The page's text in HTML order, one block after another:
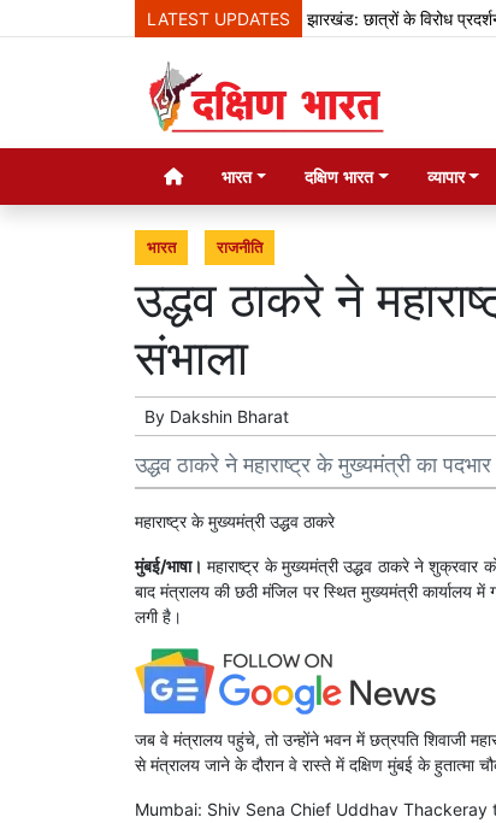
LATEST UPDATESझारखंड: छात्रों के विरोध प्रदर्शन पर
भारत दक्षिण भारत व्यापार
भारत राजनीति
उद्धव ठाकरे ने
संभाला
By Dakshin Bharat
उद्धव ठाकरे ने महाराष्ट्र के मुख्यमंत्री का
महाराष्ट्र के मुख्यमंत्री उद्धव ठाकरे
मुंबई/भाषा। महाराष्ट्र के मुख्यमंत्री उद्धव ठाकरे ने
बाद मंत्रालय की छठी मंजिल पर स्थित मुख्यमंत्री कार्यालय में
लगी है।
जब वे मंत्रालय पहुंचे, तो उन्होंने भवन में छत्रपति शिवाजी
से मंत्रालय जाने के दौरान वे रास्ते में दक्षिण मुंबई के हुतात्मा
Mumbai: Shiv Sena Chief Uddhav